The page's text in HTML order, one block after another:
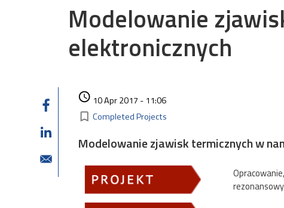
Modelowanie
elektronicznych
access_time 10 Apr 2017 - 11:06
bookmark_border Kategorie
Completed Projects
Modelowanie zjawisk termicznych w